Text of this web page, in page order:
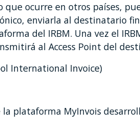
que ocurre en otros países,
enviarla al destinatario
del IRBM. Una vez el
al Access Point del
International Invoice)
plataforma MyInvois